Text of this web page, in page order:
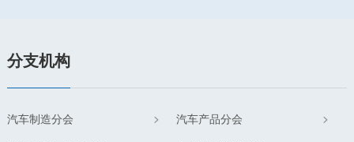
分支机构
汽车制造分会 汽车产品分会